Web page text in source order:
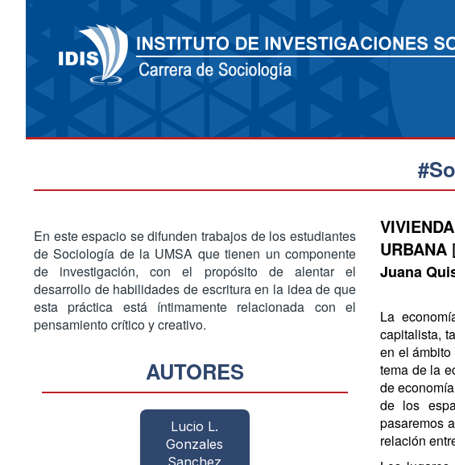
En este espacio se difunden trabajos de los estudiantes
de Sociología de la UMSA que tienen un componente
de investigación, con el propósito de alentar el
desarrollo de habilidades de escritura en la idea de que
esta práctica está íntimamente relacionada con el
pensamiento crítico y creativo.
AUTORES
Lucio L.
Gonzales
URBANA
Juana
La
capitalista,
en el
tema de la
de
de los
pasaremos
relación